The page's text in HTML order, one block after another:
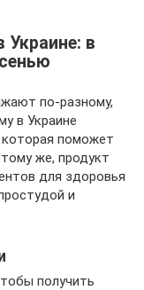
Украине: в
по-разному,
в Украине
поможет
же, продукт
для здоровья
и
получить